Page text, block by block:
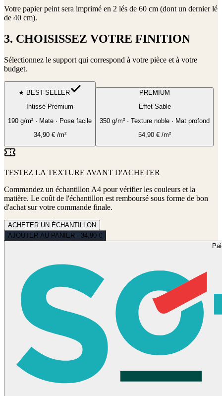
Votre papier peint sera imprimé en 2 lés de 60 cm (dont un dernier lé
de 40 cm).
3. CHOISISSEZ VOTRE FINITION
Sélectionnez le support qui correspond à votre pièce et à votre
budget.
★ BEST-SELLER
Intissé Premium
190 g/m² · Mate · Pose facile
34,90€/m²
PREMIUM
Effet Sable
350 g/m² · Texture noble · Mat profond
54,90 € /m²
TESTEZ LA TEXTURE AVANT D'ACHETER
Commandez un échantillon A4 pour vérifier les couleurs et la
matière. Le coût de l'échantillon est remboursé sous forme de bon
d'achat sur votre commande finale.
ACHETER UN ÉCHANTILLON
AJOUTER AU PANIER - 34,90 €